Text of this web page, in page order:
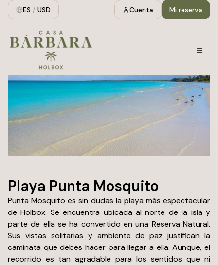
ES / USD Cuenta Mi reserva
Playa Punta Mosquito
Punta Mosquito es sin dudas la playa más espectacular
de Holbox. Se encuentra ubicada al norte de la isla y
parte de ella se ha convertido en una Reserva Natural.
Sus vistas solitarias y ambiente de paz justifican la
caminata que debes hacer para llegar a ella. Aunque, el
recorrido es tan agradable para los sentidos que ni